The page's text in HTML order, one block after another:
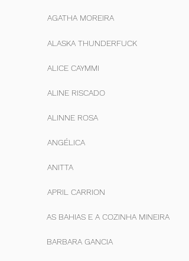
AGATHA MOREIRA
ALASKA THUNDERFUCK
ALICE CAYMMI
ALINE RISCADO
ALINNE ROSA
ANGÉLICA
ANITTA
APRIL CARRION
AS BAHIAS E A COZINHA MINEIRA
BARBARA GANCIA